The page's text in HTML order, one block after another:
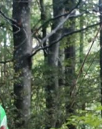
saer,
tour,
sisi,
. Supporto
Tour.
. Supporto
Tour.